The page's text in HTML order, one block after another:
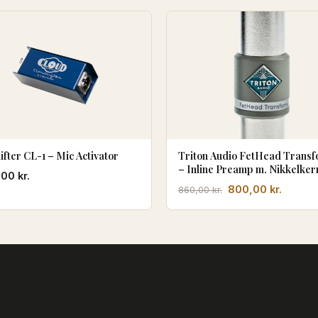
CL-1 – Mic Activator
kr.
Triton Audio FetHead
– Inline Preamp m.
Transformator
860,00kr. Den
800,00 kr.